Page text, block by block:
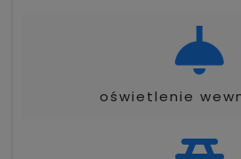
oświetlenie